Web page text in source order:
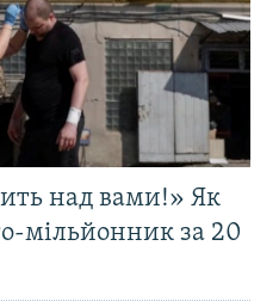
над вами!» Як
мільйонник за 20